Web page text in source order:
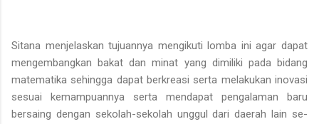
Sitana menjelaskan tujuannya mengikuti lomba ini agar dapat
mengembangkan bakat dan minat yang dimiliki pada bidang
matematika sehingga dapat berkreasi serta melakukan inovasi
sesuai kemampuannya serta mendapat pengalaman baru
bersaing dengan sekolah-sekolah unggul dari daerah lain se-